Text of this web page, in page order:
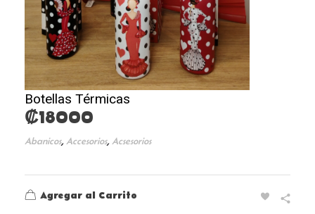
Botellas Térmicas
₡18000
Abanicos, Accesorios, Acsesorios
Agregar al Carrito